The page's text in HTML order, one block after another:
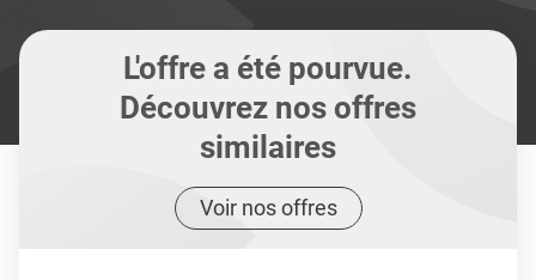
L'offre a été pourvue.
Découvrez nos offres
similaires
Voir nos offres